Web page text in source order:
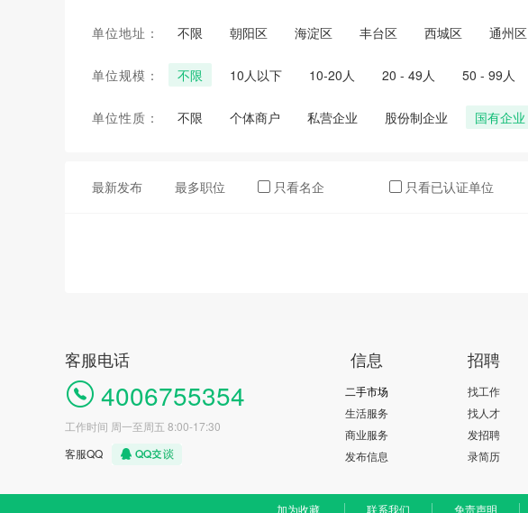
单位地址： 不限 朝阳区 海淀区 丰台区 西城区 通州区
单位规模： 不限 10人以下 10-20人 20 - 49人 50 - 99人
单位性质： 不限 个体商户 私营企业 股份制企业 国有企业
最新发布 最多职位 只看名企 只看已认证单位
客服电话
4006755354
工作时间 周一至周五 8:00-17:30
客服QQ
信息
二手市场
生活服务
商业服务
发布信息
招聘
找工作
找人才
发招聘
录简历
加为收藏 联系我们 免责声明